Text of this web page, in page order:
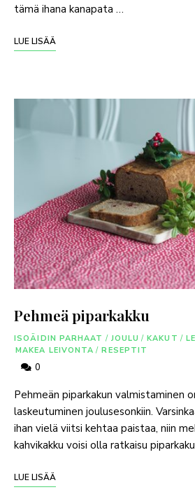
tämä ihana kanapata …
LUE LISÄÄ
Pehmeä piparkakku
ISOÄIDIN PARHAAT / JOULU / KAKUT /
MAKEA LEIVONTA / RESEPTIT
0
Pehmeän piparkakun valmistaminen
laskeutuminen joulusesonkiin.
ihan vielä viitsi kehtaa paistaa, niin
kahvikakku voisi olla ratkaisu
LUE LISÄÄ